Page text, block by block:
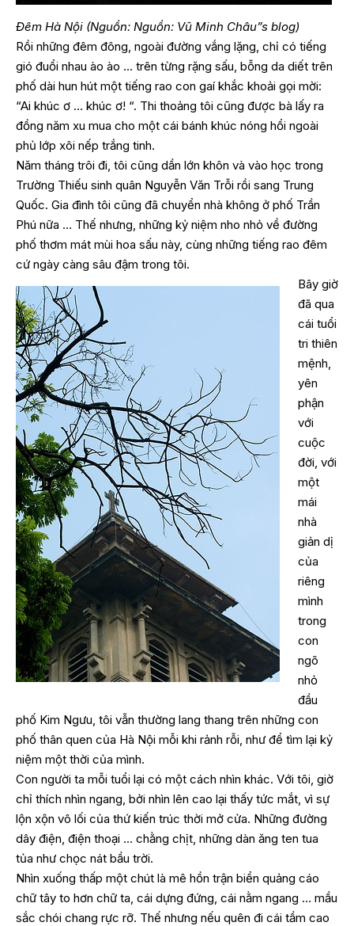
Đêm Hà Nội (Nguồn: Nguồn: Vũ Minh Châu”s blog)
Rồi những đêm đông, ngoài đường vắng lặng, chỉ có tiếng
gió đuổi nhau ào ào … trên từng rặng sấu, bỗng da diết trên
phố dài hun hút một tiếng rao con gaí khắc khoải gọi mời:
“Ai khúc ơ … khúc ơ! “. Thi thoảng tôi cũng được bà lấy ra
đồng năm xu mua cho một cái bánh khúc nóng hổi ngoài
phủ lớp xôi nếp trắng tinh.
Năm tháng trôi đi, tôi cũng dần lớn khôn và vào học trong
Trường Thiếu sinh quân Nguyễn Văn Trỗi rồi sang Trung
Quốc. Gia đình tôi cũng đã chuyển nhà không ở phố Trần
Phú nữa … Thế nhưng, những kỷ niệm nho nhỏ về đường
phố thơm mát mùi hoa sấu này, cùng những tiếng rao đêm
cứ ngày càng sâu đậm trong tôi.
Bây giờ
đã qua
cái tuổi
tri thiên
mệnh,
yên
phận
với
cuộc
đời, với
một
mái
nhà
giản dị
của
riêng
mình
trong
con
ngõ
nhỏ
đầu
phố Kim Ngưu, tôi vẫn thường lang thang trên những con
phố thân quen của Hà Nội mỗi khi rảnh rỗi, như để tìm lại kỷ
niệm một thời của mình.
Con người ta mỗi tuổi lại có một cách nhìn khác. Với tôi, giờ
chỉ thích nhìn ngang, bởi nhìn lên cao lại thấy tức mắt, vì sự
lộn xộn vô lối của thứ kiến trúc thời mở cửa. Những đường
dây điện, điện thoại … chằng chịt, những dàn ăng ten tua
tủa như chọc nát bầu trời.
Nhìn xuống thấp một chút là mê hồn trận biển quảng cáo
chữ tây to hơn chữ ta, cái dựng đứng, cái nằm ngang … mầu
sắc chói chang rực rỡ. Thế nhưng nếu quên đi cái tầm cao